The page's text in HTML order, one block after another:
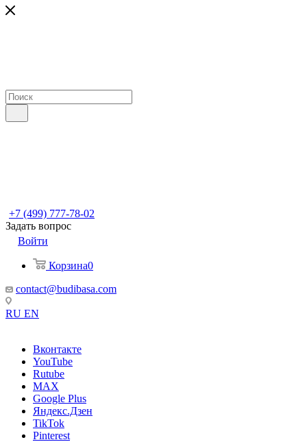
+7 (499) 777-78-02
Задать вопрос
Войти
Корзина0
contact@budibasa.com
RU EN
Вконтакте
YouTube
Rutube
MAX
Google Plus
Яндекс.Дзен
TikTok
Pinterest